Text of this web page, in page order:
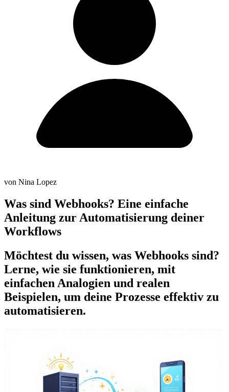
von Nina Lopez
Was sind Webhooks? Eine einfache
Anleitung zur Automatisierung deiner
Workflows
Möchtest du wissen, was Webhooks sind?
Lerne, wie sie funktionieren, mit
einfachen Analogien und realen
Beispielen, um deine Prozesse effektiv zu
automatisieren.